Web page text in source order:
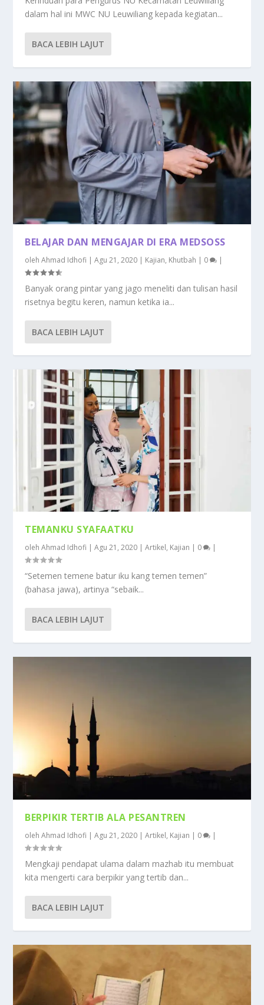
dalam hal ini MWC NU Leuwiliang kepada kegiatan...
BACA LEBIH LAJUT
BELAJAR DAN MENGAJAR DI ERA MEDSOSS
olehAhmad Idhofi |Agu 21, 2020 | Kajian, Khutbah | 0 |
Banyak orang pintar yang jago meneliti dan tulisan hasil
risetnya begitu keren, namun ketika ia...
BACA LEBIH LAJUT
TEMANKU SYAFAATKU
olehAhmad Idhofi |Agu 21, 2020 |Artikel, Kajian 0
“Setemen temene batur iku kang temen temen”
(bahasa jawa), artinya “sebaik...
BACA LEBIH LAJUT
BERPIKIR TERTIB ALA PESANTREN
olehAhmad Idhofi |Agu 21, 2020 |Artikel, Kajian | 0 |
Mengkaji pendapat ulama dalam mazhab itu membuat
kita mengerti cara berpikir yang tertib dan...
BACA LEBIH LAJUT